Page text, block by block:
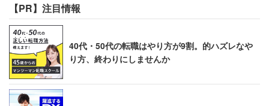
【PR】注目情報
40代・50代の転職はやり方が9割。的ハズレなや
り方、終わりにしませんか